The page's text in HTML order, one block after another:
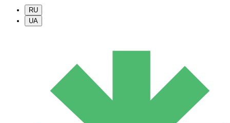
RU
UA